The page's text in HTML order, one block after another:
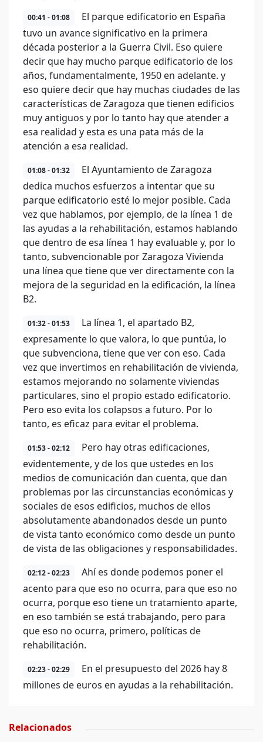
00:41 - 01:08
El parque edificatorio en España
tuvo un avance significativo en la primera
década posterior a la Guerra Civil. Eso quiere
decir que hay mucho parque edificatorio de los
años, fundamentalmente, 1950 en adelante. y
eso quiere decir que hay muchas ciudades de las
características de Zaragoza que tienen edificios
muy antiguos y por lo tanto hay que atender a
esa realidad y esta es una pata más de la
atención a esa realidad.
01:08 - 01:32
El Ayuntamiento de Zaragoza
dedica muchos esfuerzos a intentar que su
parque edificatorio esté lo mejor posible. Cada
vez que hablamos, por ejemplo, de la línea 1 de
las ayudas a la rehabilitación, estamos hablando
que dentro de esa línea 1 hay evaluable y, por lo
tanto, subvencionable por Zaragoza Vivienda
una línea que tiene que ver directamente con la
mejora de la seguridad en la edificación, la línea
B2.
01:32 - 01:53
La línea 1, el apartado B2,
expresamente lo que valora, lo que puntúa, lo
que subvenciona, tiene que ver con eso. Cada
vez que invertimos en rehabilitación de vivienda,
estamos mejorando no solamente viviendas
particulares, sino el propio estado edificatorio.
Pero eso evita los colapsos a futuro. Por lo
tanto, es eficaz para evitar el problema.
01:53 - 02:12
Pero hay otras edificaciones,
evidentemente, y de los que ustedes en los
medios de comunicación dan cuenta, que dan
problemas por las circunstancias económicas y
sociales de esos edificios, muchos de ellos
absolutamente abandonados desde un punto
de vista tanto económico como desde un punto
de vista de las obligaciones y responsabilidades.
02:12 - 02:23
Ahí es donde podemos poner el
acento para que eso no ocurra, para que eso no
ocurra, porque eso tiene un tratamiento aparte,
en eso también se está trabajando, pero para
que eso no ocurra, primero, políticas de
rehabilitación.
02:23 - 02:29
En el presupuesto del 2026 hay 8
millones de euros en ayudas a la rehabilitación.
Relacionados